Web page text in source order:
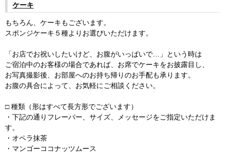
ケーキ
もちろん、ケーキもございます。
スポンジケーキ５種よりお選びいただけます。
「お店でお祝いしたいけど、お腹がいっぱいで…」という時は
ご宿泊中のお客様の場合であれば、お席でケーキをお披露目し、
お写真撮影後、お部屋へのお持ち帰りのお手配も承ります。
お腹の具合によって、お気軽にご相談ください。
□ 種類（形はすべて長方形でございます）
・下記の通りフレーバー、サイズ、メッセージをご指定いただけま
す。
・オペラ抹茶
・マンゴーココナッツムース